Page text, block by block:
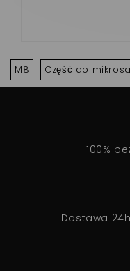
M8 Część do
100%
Dostawa